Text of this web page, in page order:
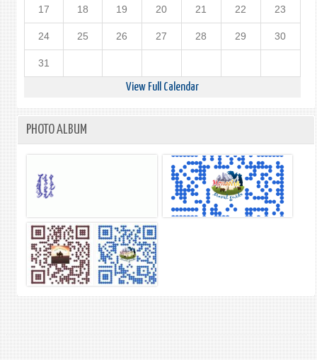
17 18 19 20 21 22 23
24 25 26 27 28 29 30
31
View Full Calendar
PHOTO ALBUM